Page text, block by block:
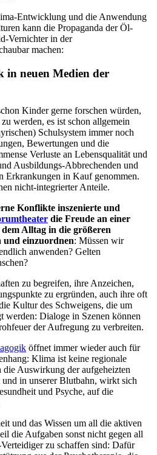
Entwicklung und die Anwendung
kann die Propaganda der Öl-
Vernichter in der
machen:
in neuen Medien der
Kinder gerne forschen würden,
werden, es ist schon allgemein
Schulsystem immer noch
Bewertungen und die
Verluste an Lebensqualität und
Ausbildungs-Abbrechenden und
Erkrankungen in Kauf genommen.
nicht-integrierter Anteile.
Konflikte inszenierte und
die Freude an einer
Alltag in die größeren
und einzuordnen: Müssen wir
anwenden? Gelten
zu begreifen, ihre Anzeichen,
zu ergründen, auch ihre oft
Kultur des Schweigens, die um
werden: Dialoge in Szenen können
der Aufregung zu verbreiten.
öffnet immer wieder auch für
Klima ist keine regionale
die Auswirkung der aufgeheizten
in unserer Blutbahn, wirkt sich
und Psyche, auf die
und das Wissen um all die aktiven
die Aufgaben sonst nicht gegen all
zu schaffen sind: Dafür